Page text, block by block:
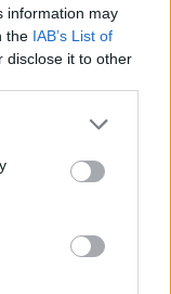
information may
the IAB’s List of
disclose it to other